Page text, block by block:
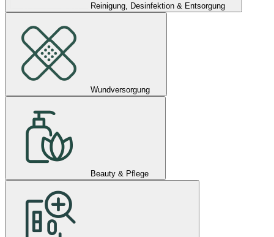
Reinigung, Desinfektion & Entsorgung
Wundversorgung
Beauty & Pflege